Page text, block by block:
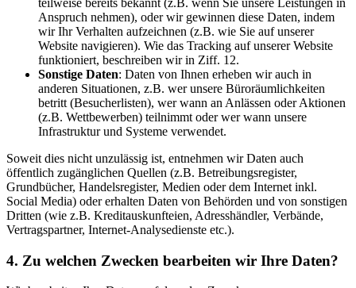
teilweise bereits bekannt (z.B. wenn Sie unsere Leistungen in
Anspruch nehmen), oder wir gewinnen diese Daten, indem
wir Ihr Verhalten aufzeichnen (z.B. wie Sie auf unserer
Website navigieren). Wie das Tracking auf unserer Website
funktioniert, beschreiben wir in Ziff. 12.
Sonstige Daten: Daten von Ihnen erheben wir auch in
anderen Situationen, z.B. wer unsere Büroräumlichkeiten
betritt (Besucherlisten), wer wann an Anlässen oder Aktionen
(z.B. Wettbewerben) teilnimmt oder wer wann unsere
Infrastruktur und Systeme verwendet.
Soweit dies nicht unzulässig ist, entnehmen wir Daten auch
öffentlich zugänglichen Quellen (z.B. Betreibungsregister,
Grundbücher, Handelsregister, Medien oder dem Internet inkl.
Social Media) oder erhalten Daten von Behörden und von sonstigen
Dritten (wie z.B. Kreditauskunfteien, Adresshändler, Verbände,
Vertragspartner, Internet-Analysedienste etc.).
4. Zu welchen Zwecken bearbeiten wir Ihre Daten?